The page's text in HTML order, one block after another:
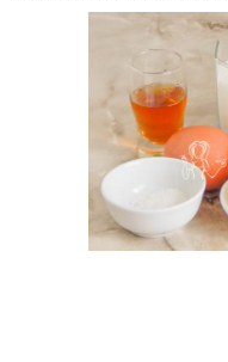
Консерванты в
домашнем креме
Домашний крем